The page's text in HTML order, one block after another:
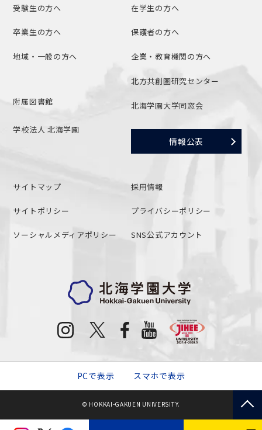
受験生の方へ 在学生の方へ
卒業生の方へ 保護者の方へ
地域・一般の方へ 企業・教育機関の方へ
附属図書館
北方共創圏研究センター
北海学園大学同窓会
学校法人 北海学園
情報公表
サイトマップ 採用情報
サイトポリシー プライバシーポリシー
ソーシャルメディアポリシー SNS公式アカウント
PCで表示 スマホで表示
© HOKKAI-GAKUEN UNIVERSITY.